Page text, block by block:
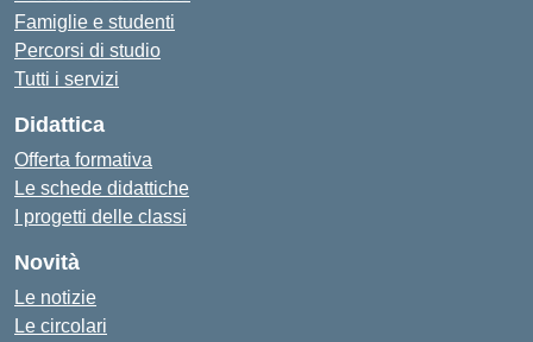
Famiglie e studenti
Percorsi di studio
Tutti i servizi
Didattica
Offerta formativa
Le schede didattiche
I progetti delle classi
Novità
Le notizie
Le circolari